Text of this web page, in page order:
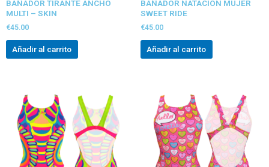
BAÑADOR TIRANTE ANCHO
MULTI – SKIN
€45.00
Añadir al carrito
BAÑADOR NATACION MUJER
SWEET RIDE
€45.00
Añadir al carrito